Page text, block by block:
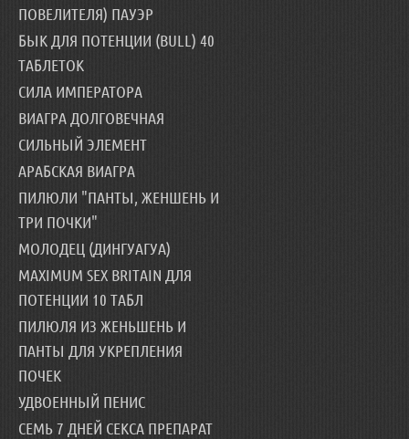
ПОВЕЛИТЕЛЯ) ПАУЭР
БЫК ДЛЯ ПОТЕНЦИИ (BULL) 40
ТАБЛЕТОК
СИЛА ИМПЕРАТОРА
ВИАГРА ДОЛГОВЕЧНАЯ
СИЛЬНЫЙ ЭЛЕМЕНТ
АРАБСКАЯ ВИАГРА
ПИЛЮЛИ "ПАНТЫ, ЖЕНШЕНЬ И
ТРИ ПОЧКИ"
МОЛОДЕЦ (ДИНГУАГУА)
MAXIMUM SEX BRITAIN ДЛЯ
ПОТЕНЦИИ 10 ТАБЛ
ПИЛЮЛЯ ИЗ ЖЕНЬШЕНЬ И
ПАНТЫ ДЛЯ УКРЕПЛЕНИЯ
ПОЧЕК
УДВОЕННЫЙ ПЕНИС
СЕМЬ 7 ДНЕЙ СЕКСА ПРЕПАРАТ